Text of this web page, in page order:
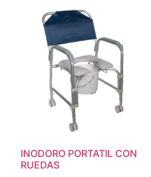
INODORO PORTATIL CON
RUEDAS